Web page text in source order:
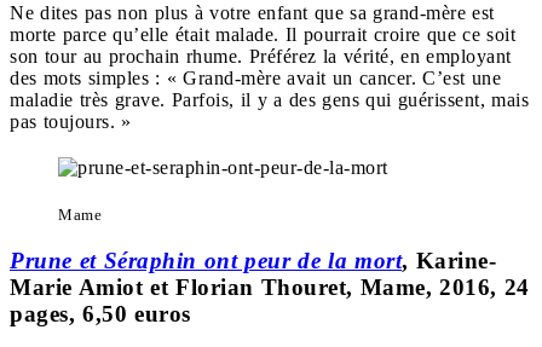
Ne dites pas non plus à votre enfant que sa grand-mère est
morte parce qu’elle était malade. Il pourrait croire que ce soit
son tour au prochain rhume. Préférez la vérité, en employant
des mots simples : « Grand-mère avait un cancer. C’est une
maladie très grave. Parfois, il y a des gens qui guérissent, mais
pas toujours. »
Mame
Prune et Séraphin ont peur de la mort, Karine-
Marie Amiot et Florian Thouret, Mame, 2016, 24
pages, 6,50 euros